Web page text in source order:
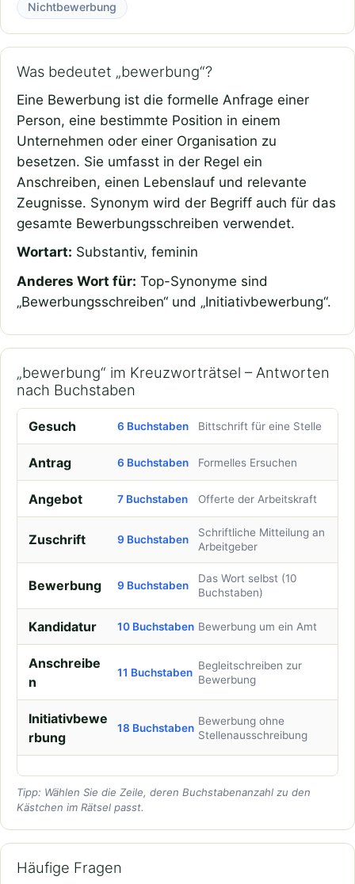
Nichtbewerbung
Was bedeutet „bewerbung“?
Eine Bewerbung ist die formelle Anfrage einer
Person, eine bestimmte Position in einem
Unternehmen oder einer Organisation zu
besetzen. Sie umfasst in der Regel ein
Anschreiben, einen Lebenslauf und relevante
Zeugnisse. Synonym wird der Begriff auch für das
gesamte Bewerbungsschreiben verwendet.
Wortart: Substantiv, feminin
Anderes Wort für: Top-Synonyme sind
„Bewerbungsschreiben“ und „Initiativbewerbung“.
„bewerbung“ im Kreuzworträtsel – Antworten
nach Buchstaben
Gesuch 6 Buchstaben Bittschrift für eine Stelle
Antrag 6 Buchstaben Formelles Ersuchen
Angebot 7 Buchstaben Offerte der Arbeitskraft
Zuschrift 9 Buchstaben
Schriftliche Mitteilung an
Arbeitgeber
Bewerbung 9 Buchstaben
Das Wort selbst (10
Buchstaben)
Kandidatur 10 Buchstaben Bewerbung um ein Amt
Anschreibe
n
11 Buchstaben
Begleitschreiben zur
Bewerbung
Initiativbewe
rbung
18 Buchstaben
Bewerbung ohne
Stellenausschreibung
Tipp: Wählen Sie die Zeile, deren Buchstabenanzahl zu den
Kästchen im Rätsel passt.
Häufige Fragen